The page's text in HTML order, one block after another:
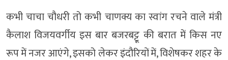
कभी चाचा चौधरी तो कभी चाणक्य का स्वांग रचने वाले मंत्री
कैलाश विजयवर्गीय इस बार बजरबट्टू की बरात में किस नए
रूप में नजर आएंगे, इसको लेकर इंदौरियों में, विशेषकर शहर के